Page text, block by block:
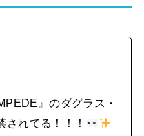
』のダグラス・
れてる！！！